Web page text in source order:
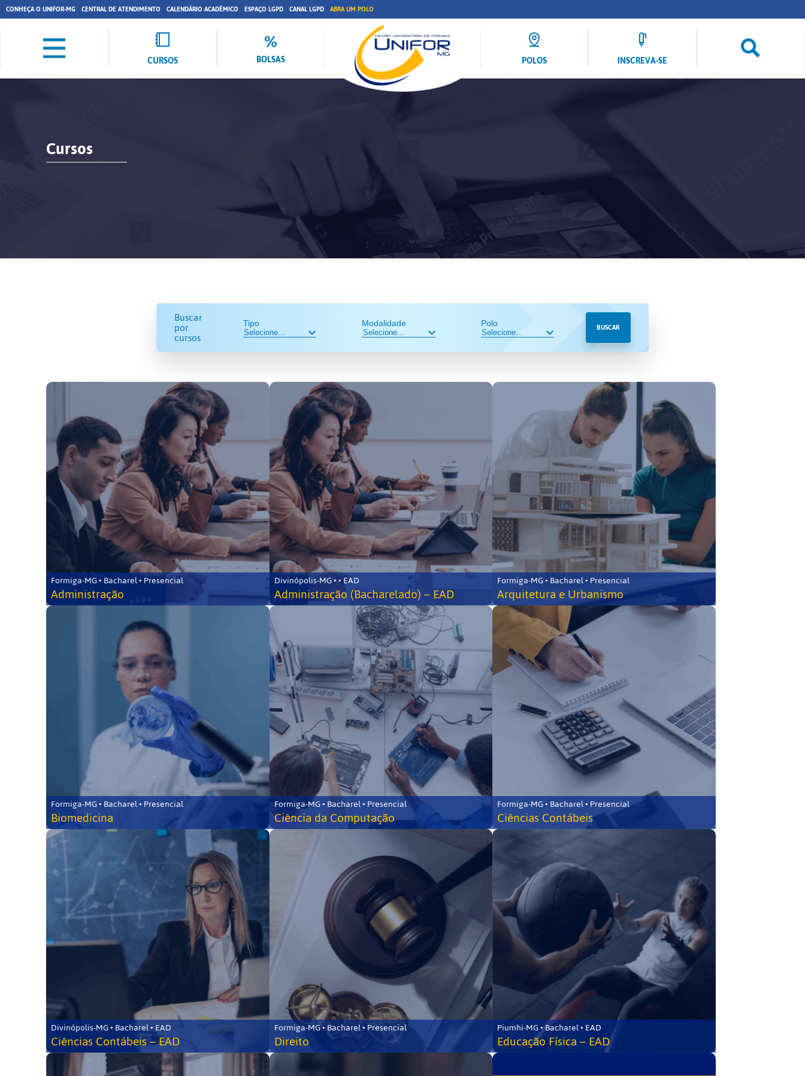
CONHEÇA O UNIFOR-MG CENTRAL DE ATENDIMENTO CALENDÁRIO ACADÊMICO ESPAÇO LGPD CANAL LGPD ABRA UM POLO
CURSOS BOLSAS POLOS INSCREVA-SE
Cursos
Buscar
por
cursos
Tipo Modalidade Polo BUSCAR
Formiga-MG • Bacharel • Presencial
Administração
Divinópolis-MG • • EAD
Administração (Bacharelado) – EAD
Formiga-MG • Bacharel • Presencial
Arquitetura e Urbanismo
Formiga-MG • Bacharel • Presencial
Biomedicina
Formiga-MG • Bacharel • Presencial
Ciência da Computação
Formiga-MG • Bacharel • Presencial
Ciências Contábeis
Divinópolis-MG • Bacharel • EAD
Ciências Contábeis – EAD
Formiga-MG • Bacharel • Presencial
Direito
Piumhi-MG • Bacharel • EAD
Educação Física – EAD